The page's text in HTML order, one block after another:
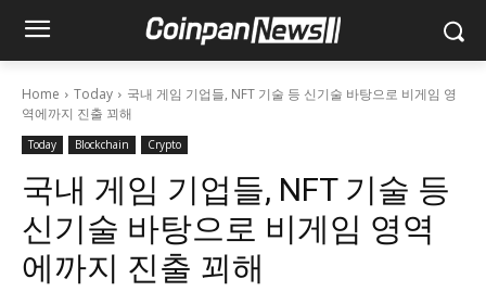
Home Today
국내 게임 기업들, NFT 기술 등 신기술 바탕으로 비게임 영
역에까지 진출 꾀해
Today Blockchain Crypto
국내 게임 기업들, NFT 기술 등
신기술 바탕으로 비게임 영역
에까지 진출 꾀해